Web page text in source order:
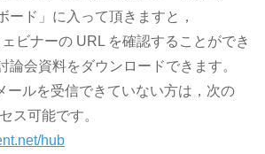
ード」に入って頂きますと，
ビナーの URL を確認することができ
論会資料をダウンロードできます。
ールを受信できていない方は，次の
ス可能です。
hub